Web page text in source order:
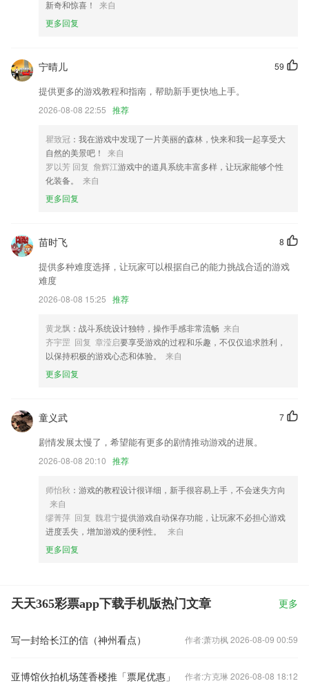
对部分页面的样式和职位展示进行了优化
启动「知识的剧场」重建计划，首个场馆将于近期对全宇宙公民开放，敬
请期待
腐，腐次元，腐漫画，腐漫，这里有你喜欢的二次元CP日常。
更换绑定手机号；
以上就是天天365彩票app下载手机版的介绍，如果您喜欢这款软件，您
可以到应用商店进行打分评论，说出您的使用经历，以帮助我们更好的对
产品进行优化修改。
新奇和惊喜！
来自
更多回复
59
宁晴儿
提供更多的游戏教程和指南，帮助新手更快地上手。
2026-08-08 22:55 推荐
瞿致冠 ：我在游戏中发现了一片美丽的森林，快来和我一起享受大
自然的美景吧！
来自
罗以芳 回复 詹辉江游戏中的道具系统丰富多样，让玩家能够个性
化装备。
来自
更多回复
8
苗时飞
提供多种难度选择，让玩家可以根据自己的能力挑战合适的游戏
难度
2026-08-08 15:25 推荐
黄龙飘 ：战斗系统设计独特，操作手感非常流畅 来自
齐宇罡 回复 章滢启要享受游戏的过程和乐趣，不仅仅追求胜利，
以保持积极的游戏心态和体验。
来自
更多回复
7
童义武
剧情发展太慢了，希望能有更多的剧情推动游戏的进展。
2026-08-08 20:10 推荐
师怡秋 ：游戏的教程设计很详细，新手很容易上手，不会迷失方向
来自
缪菁萍 回复 魏君宁提供游戏自动保存功能，让玩家不必担心游戏
进度丢失，增加游戏的便利性。
来自
更多回复
天天365彩票app下载手机版热门文章 更多
写一封给长江的信（神州看点） 作者:萧功枫 2026-08-09 00:59
亚博馆伙拍机场莲香楼推「票尾优惠」 作者:方克琳 2026-08-08 18:12